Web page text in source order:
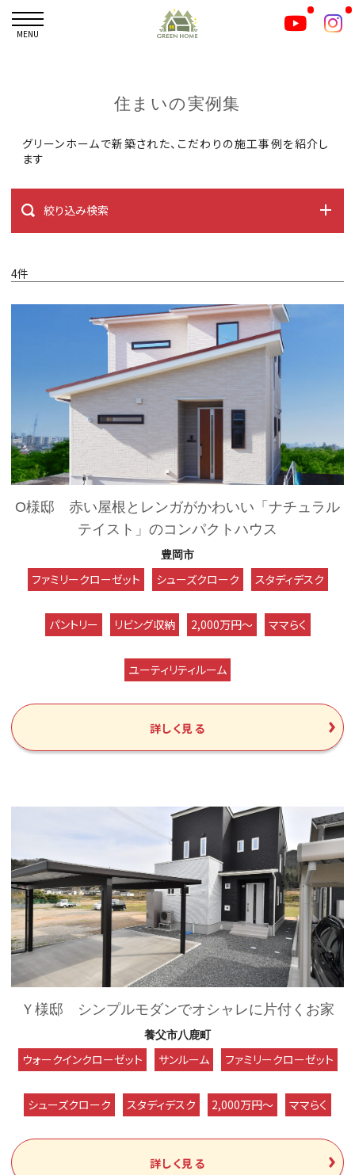
MENU
住まいの実例集
グリーンホームで新築された、こだわりの施工事例を紹介し
ます
絞り込み検索
4件
O様邸 赤い屋根とレンガがかわいい「ナチュラル
テイスト」のコンパクトハウス
豊岡市
ファミリークローゼット シューズクローク スタディデスク
パントリー リビング収納 2,000万円～ ママらく
ユーティリティルーム
詳しく見る
Ｙ様邸 シンプルモダンでオシャレに片付くお家
養父市八鹿町
ウォークインクローゼット サンルーム ファミリークローゼット
シューズクローク スタディデスク 2,000万円～ ママらく
詳しく見る